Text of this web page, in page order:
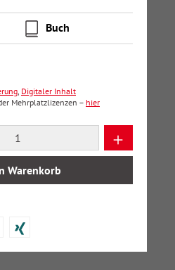
Buch
, Digitaler Inhalt
Mehrplatzlizenzen – hier
Gib den gewünschten
Warenkorb